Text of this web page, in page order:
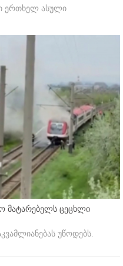
ერთხელ ასული
მატარებელს ცეცხლი
უწოდებს.